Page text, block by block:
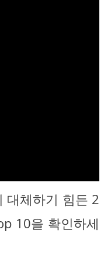
대체하기 힘든 2
10을 확인하세